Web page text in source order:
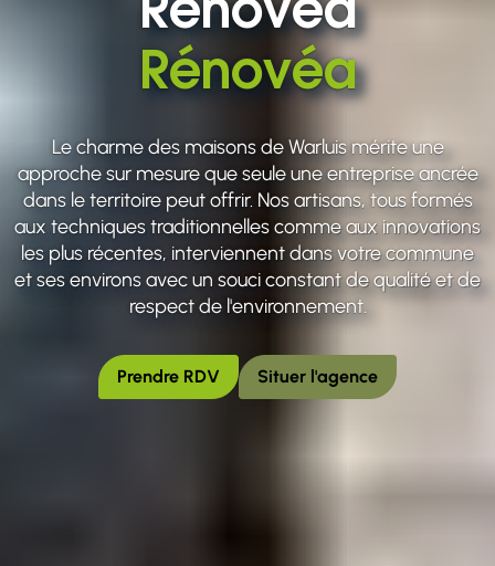
Rénovéa
Rénovéa
Le charme des maisons de Warluis mérite une
approche sur mesure que seule une entreprise ancrée
dans le territoire peut offrir. Nos artisans, tous formés
aux techniques traditionnelles comme aux innovations
les plus récentes, interviennent dans votre commune
et ses environs avec un souci constant de qualité et de
respect de l'environnement.
Prendre RDV Situer l'agence